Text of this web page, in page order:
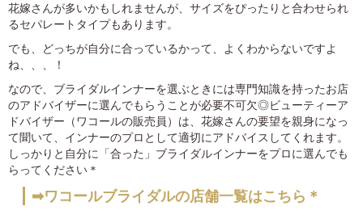
花嫁さんが多いかもしれませんが、サイズをぴったりと合わせられ
るセパレートタイプもあります。
でも、どっちが自分に合っているかって、よくわからないですよ
ね、、、！
なので、ブライダルインナーを選ぶときには専門知識を持ったお店
のアドバイザーに選んでもらうことが必要不可欠◎ビューティーア
ドバイザー（ワコールの販売員）は、花嫁さんの要望を親身になっ
て聞いて、インナーのプロとして適切にアドバイスしてくれます。
しっかりと自分に「合った」ブライダルインナーをプロに選んでも
らってください＊
➡ワコールブライダルの店舗一覧はこちら＊